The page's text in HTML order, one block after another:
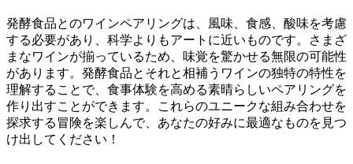
発酵食品とのワインペアリングは、風味、食感、酸味を考慮
する必要があり、科学よりもアートに近いものです。さまざ
まなワインが揃っているため、味覚を驚かせる無限の可能性
があります。発酵食品とそれと相補うワインの独特の特性を
理解することで、食事体験を高める素晴らしいペアリングを
作り出すことができます。これらのユニークな組み合わせを
探求する冒険を楽しんで、あなたの好みに最適なものを見つ
け出してください！